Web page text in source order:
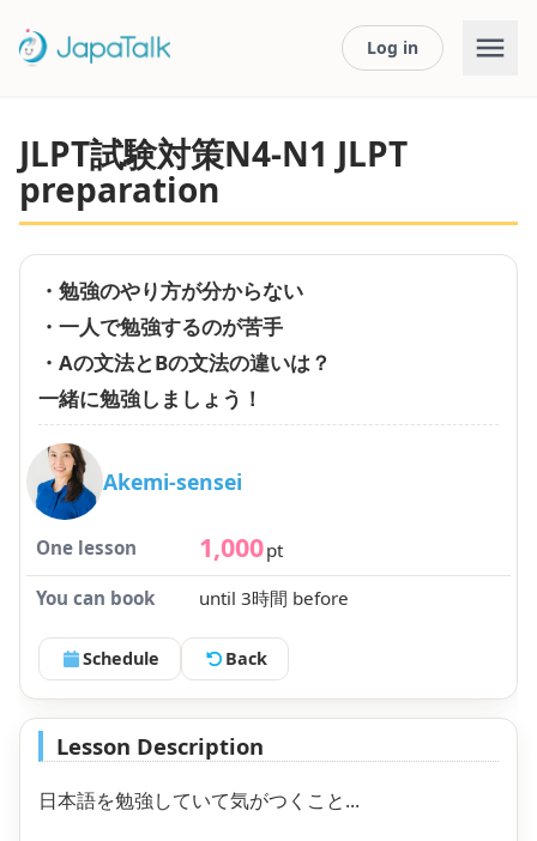
Log in
JLPT試験対策N4-N1 JLPT
preparation
・勉強のやり方が分からない
・一人で勉強するのが苦手
・Aの文法とBの文法の違いは？
一緒に勉強しましょう！
Akemi-sensei
One lesson 1,000pt
You can book
until 3時間 before
Schedule Back
Lesson Description
日本語を勉強していて気がつくこと...